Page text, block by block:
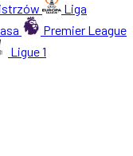
Liga
Premier League
Ligue 1